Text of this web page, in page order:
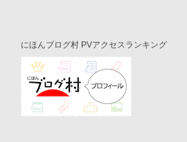
にほんブログ村 PVアクセスランキング